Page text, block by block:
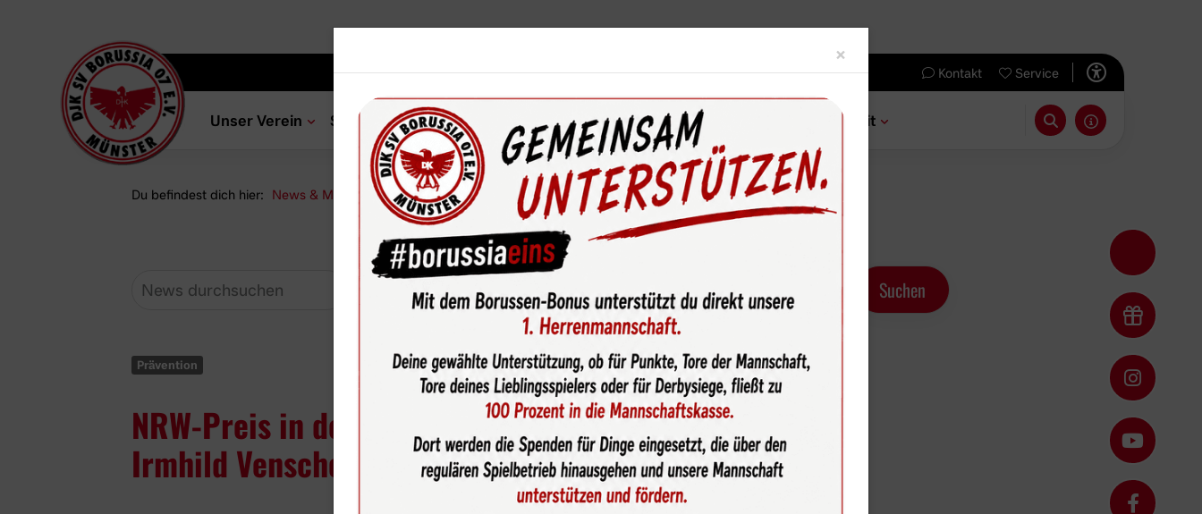
Kontakt Service
Unser Verein Sportangebot News & Media Service Sponsoren Fun & Freizeit
Du befindest dich hier: News & Media Newsroom NRW-Preis in der Kategorie „Gewaltfrei“ für Irmhild Venschott
Prävention
NRW-Preis in der Kategorie „Gewaltfrei“ für
Irmhild Venschott
× Close